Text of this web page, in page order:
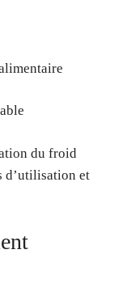
du froid
d’utilisation et